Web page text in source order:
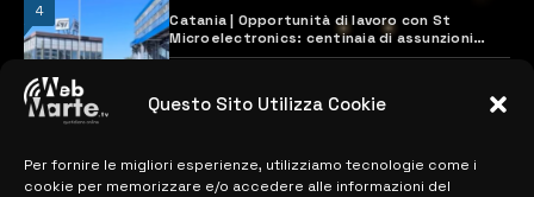
Questo Sito Utilizza Cookie
Per fornire le migliori esperienze, utilizziamo tecnologie come i
cookie per memorizzare e/o accedere alle informazioni del
4
Catania | Opportunità di lavoro con St
Microelectronics: centinaia di assunzioni
previste
MAPPA DEL SITO